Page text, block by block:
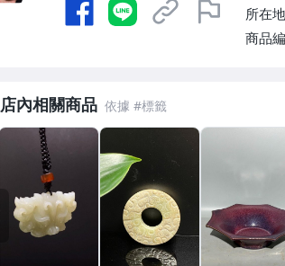
所在
商品
店內相關商品
PREV